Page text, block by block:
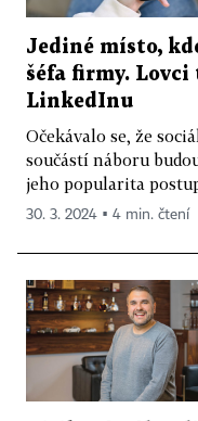
Jediné místo,
šéfa firmy.
LinkedInu
Očekávalo se, že
součástí náboru
jeho popularita
30. 3. 2024 ▪ 4 min. čtení